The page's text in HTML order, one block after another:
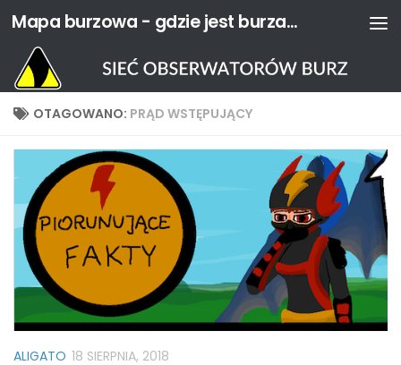
Przejdź do treści Mapa burzowa - gdzie jest burza? | Sieć Obserwatorów Burz
OTAGOWANO: PRĄD WSTĘPUJĄCY
ALIGATO 18 SIERPNIA, 2018